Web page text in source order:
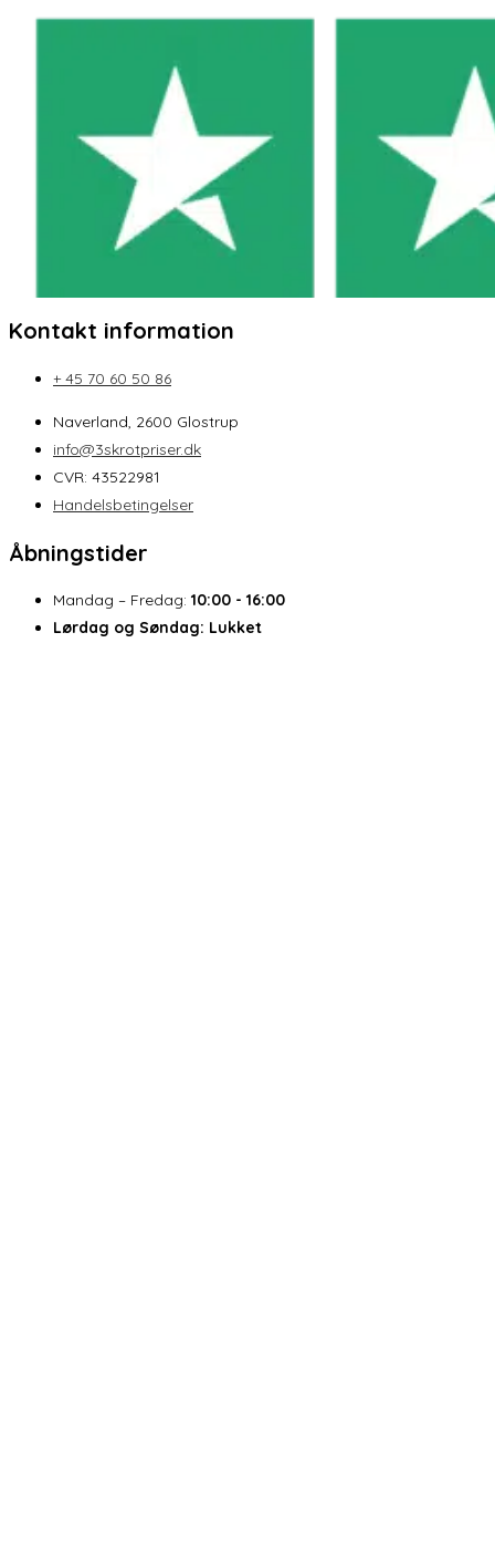
Kontakt information
+ 45 70 60 50 86
Naverland, 2600 Glostrup
info@3skrotpriser.dk
CVR: 43522981
Handelsbetingelser
Åbningstider
Mandag – Fredag: 10:00 - 16:00
Lørdag og Søndag: Lukket